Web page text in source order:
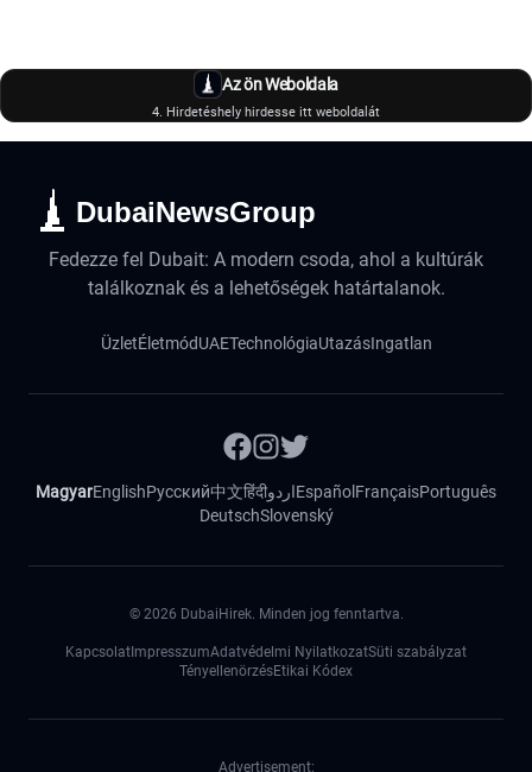
Az ön Weboldala
4. Hirdetéshely hirdesse itt weboldalát
DubaiNewsGroup
Fedezze fel Dubait: A modern csoda, ahol a kultúrák
találkoznak és a lehetőségek határtalanok.
ÜzletÉletmódUAETechnológiaUtazásIngatlan
MagyarEnglishРусский中文हिंदीاردوEspañol FrançaisPortuguês
DeutschSlovenský
© 2026 DubaiHirek. Minden jog fenntartva.
Kapcsolat ImpresszumAdatvédelmi NyilatkozatSüti szabályzat
TényellenörzésEtikai Kódex
Advertisement: